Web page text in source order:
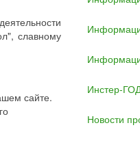
славному
сайте.
Инстер-
Новости